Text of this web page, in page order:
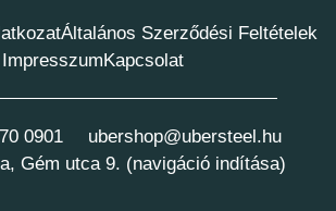
Általános Szerződési Feltételek
ImpresszumKapcsolat
0901
ubershop@ubersteel.hu
Gém utca 9. (navigáció indítása)